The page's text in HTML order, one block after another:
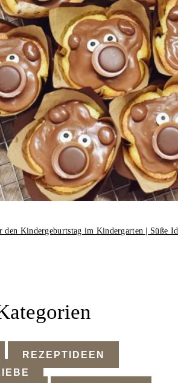
Kindergeburtstag im Kindergarten | Süße
REZEPTIDEEN